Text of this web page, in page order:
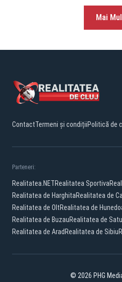
Mai
ContactTermeni și condițiiPolitică de
Parteneri:
Realitatea.NETRealitatea Sportiva
Realitatea de HarghitaRealitatea de
Realitatea de OltRealitatea de
Realitatea de BuzauRealitatea de
Realitatea de Arad Realitatea de Sibiu
© 2026 PHG